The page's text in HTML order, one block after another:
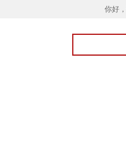
你好，